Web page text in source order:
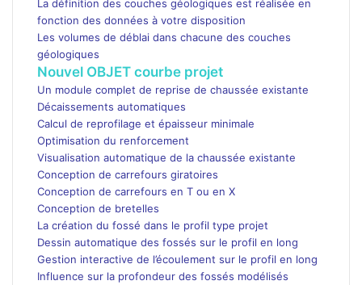
La définition des couches géologiques est réalisée en
fonction des données à votre disposition
Les volumes de déblai dans chacune des couches
géologiques
Nouvel OBJET courbe projet
Un module complet de reprise de chaussée existante
Décaissements automatiques
Calcul de reprofilage et épaisseur minimale
Optimisation du renforcement
Visualisation automatique de la chaussée existante
Conception de carrefours giratoires
Conception de carrefours en T ou en X
Conception de bretelles
La création du fossé dans le profil type projet
Dessin automatique des fossés sur le profil en long
Gestion interactive de l’écoulement sur le profil en long
Influence sur la profondeur des fossés modélisés